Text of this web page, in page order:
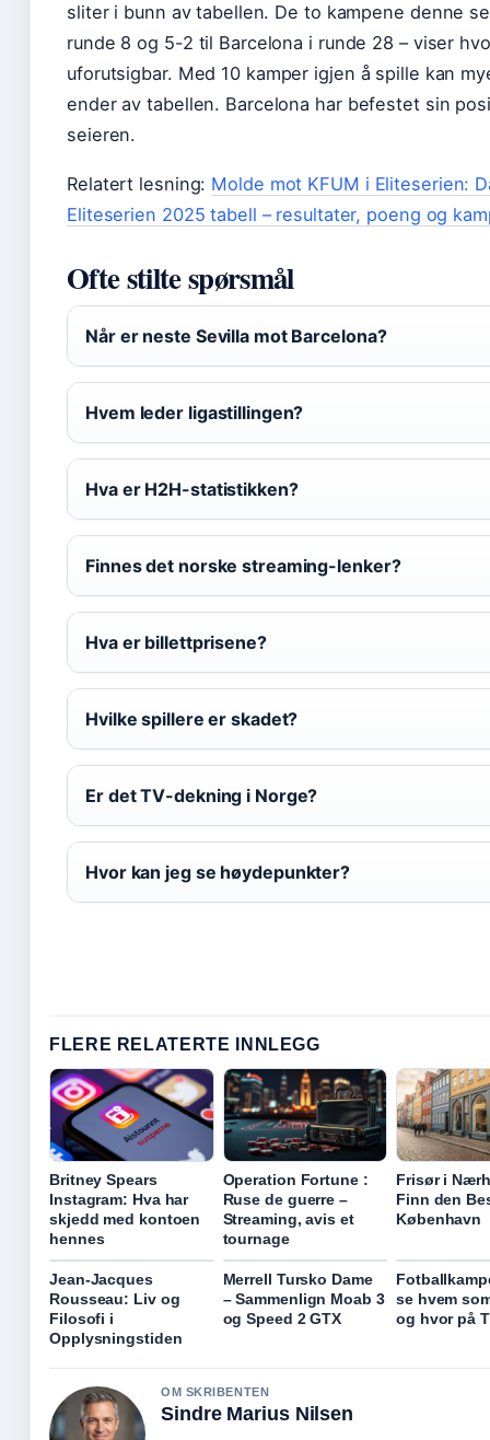
sliter i bunn av tabellen. De to kampene denne
runde 8 og 5-2 til Barcelona i runde 28 – viser
uforutsigbar. Med 10 kamper igjen å spille kan
ender av tabellen. Barcelona har befestet sin
seieren.
Relatert lesning: Molde mot KFUM i Eliteserien:
Eliteserien 2025 tabell – resultater, poeng og
Ofte stilte spørsmål
Når er neste Sevilla mot Barcelona?
Hvem leder ligastillingen?
Hva er H2H-statistikken?
Finnes det norske streaming-lenker?
Hva er billettprisene?
Hvilke spillere er skadet?
Er det TV-dekning i Norge?
Hvor kan jeg se høydepunkter?
FLERE RELATERTE INNLEGG
Britney Spears
Instagram: Hva har
skjedd med kontoen
hennes
Operation Fortune :
Ruse de guerre –
Streaming, avis et
tournage
Frisør i
Finn den
København
Jean-Jacques
Rousseau: Liv og
Filosofi i
Opplysningstiden
Merrell Tursko Dame
– Sammenlign Moab 3
og Speed 2 GTX
se hvem
og hvor på
OM SKRIBENTEN
Sindre Marius Nilsen